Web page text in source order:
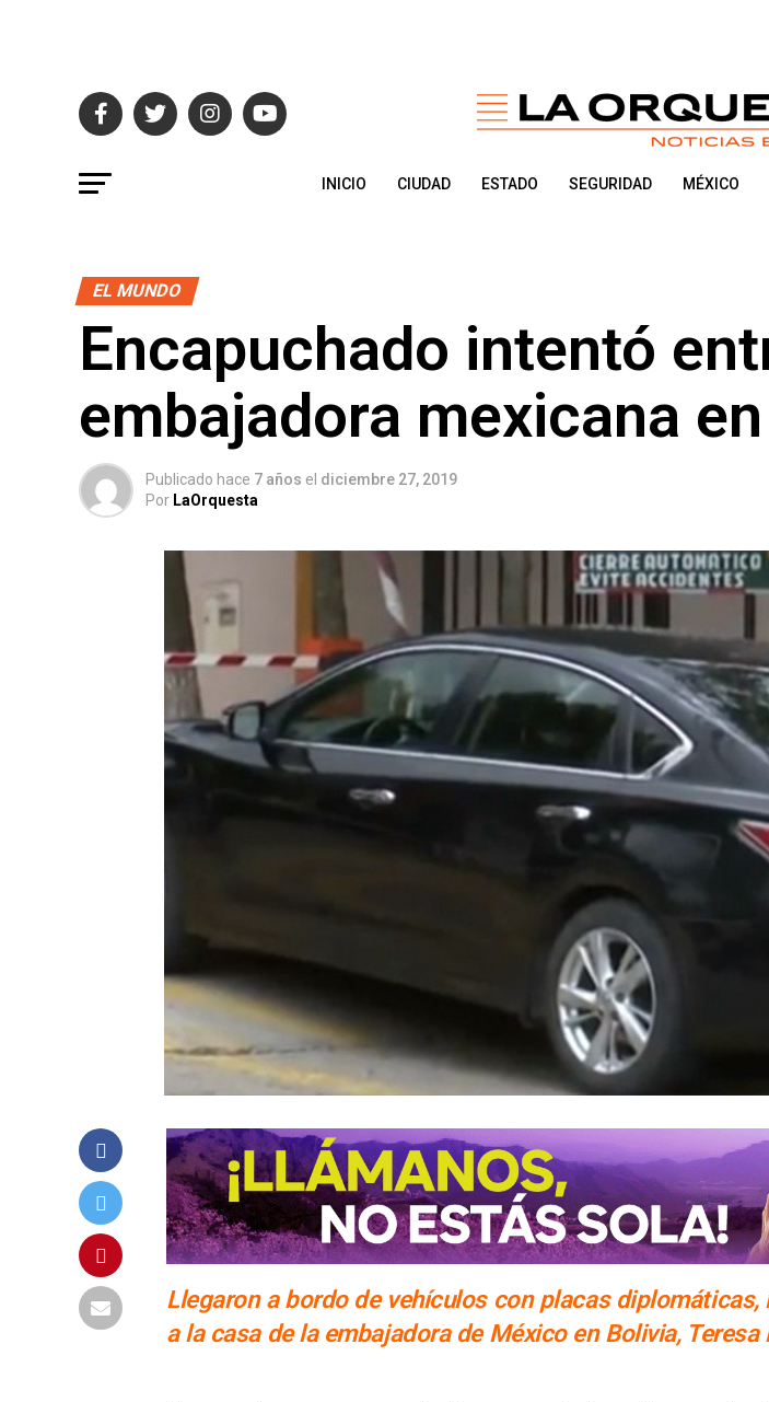
INICIO CIUDAD ESTADO SEGURIDAD MÉXICO
EL MUNDO
Encapuchado intentó
embajadora mexicana
Publicado hace 7 años el diciembre 27, 2019
Por LaOrquesta
Llegaron a bordo de vehículos con placas
a la casa de la embajadora de México en Bolivia, Teresa